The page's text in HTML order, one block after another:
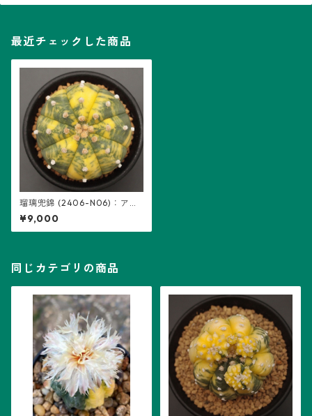
最近チェックした商品
瑠璃兜錦 (2406-N06)：アス
トロフィツム属 ※実生
¥9,000
同じカテゴリの商品